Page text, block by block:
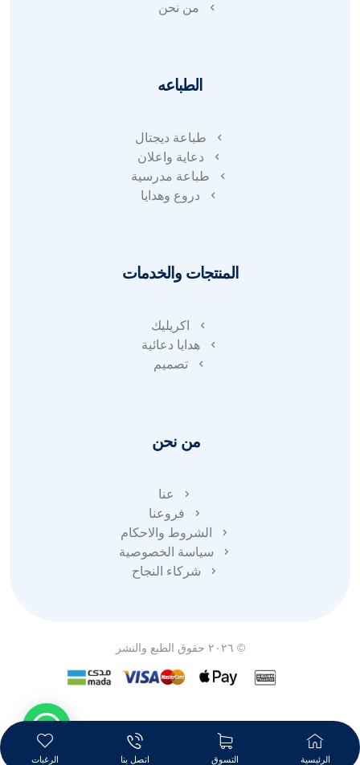
من نحن
الطباعه
طباعة ديجتال
دعاية واعلان
طباعة مدرسية
دروع وهدايا
المنتجات والخدمات
اكريليك
هدايا دعائية
تصميم
من نحن
عنا
فروعنا
الشروط والاحكام
سياسة الخصوصية
شركاء النجاح
© ٢٠٢٦ حقوق الطبع والنشر
الرئيسية التسوق اتصل بنا الرغبات